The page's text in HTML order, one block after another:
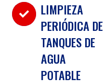
LIMPIEZA
PERIÓDICA DE
TANQUES DE
AGUA
POTABLE